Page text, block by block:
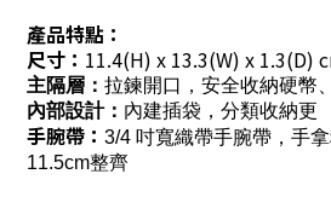
產品特點：
尺寸： 11.4(H) x 13.3(W) x 1.3(D)
主隔層： 拉鍊開口，安全收納硬幣
內部設計： 內建插袋，分類收納更
手腕帶： 3/4 吋寬織帶手腕帶，手
11.5cm整齊